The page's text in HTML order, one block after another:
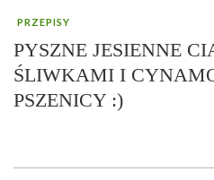
PRZEPISY
PYSZNE JESIENNE
ŚLIWKAMI I
PSZENICY :)